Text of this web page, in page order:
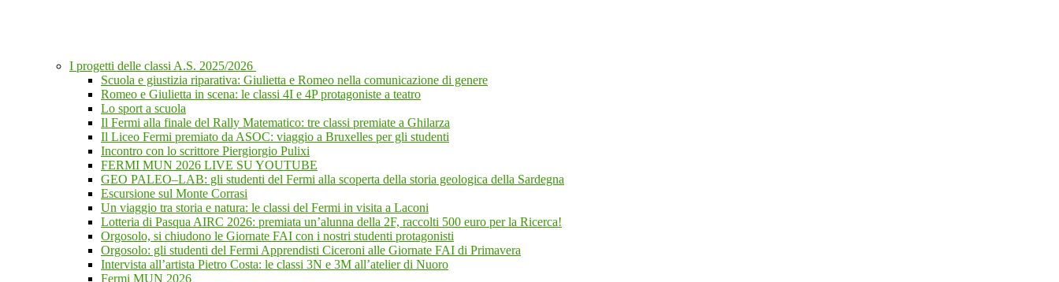
I progetti delle classi A.S. 2025/2026
Scuola e giustizia riparativa: Giulietta e Romeo nella comunicazione di genere
Romeo e Giulietta in scena: le classi 4I e 4P protagoniste a teatro
Lo sport a scuola
Il Fermi alla finale del Rally Matematico: tre classi premiate a Ghilarza
Il Liceo Fermi premiato da ASOC: viaggio a Bruxelles per gli studenti
Incontro con lo scrittore Piergiorgio Pulixi
FERMI MUN 2026 LIVE SU YOUTUBE
GEO PALEO–LAB: gli studenti del Fermi alla scoperta della storia geologica della Sardegna
Escursione sul Monte Corrasi
Un viaggio tra storia e natura: le classi del Fermi in visita a Laconi
Lotteria di Pasqua AIRC 2026: premiata un’alunna della 2F, raccolti 500 euro per la Ricerca!
Orgosolo, si chiudono le Giornate FAI con i nostri studenti protagonisti
Orgosolo: gli studenti del Fermi Apprendisti Ciceroni alle Giornate FAI di Primavera
Intervista all’artista Pietro Costa: le classi 3N e 3M all’atelier di Nuoro
Fermi MUN 2026